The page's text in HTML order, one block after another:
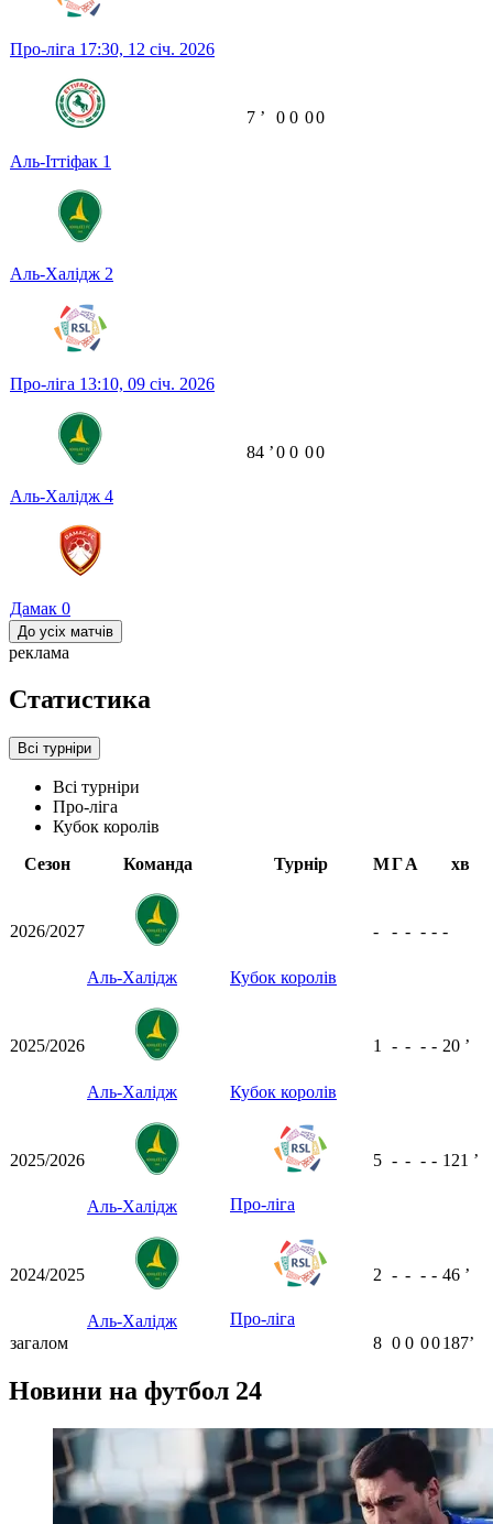
Про-ліга 17:30, 12 січ. 2026
Аль-Іттіфак 1
Аль-Халідж 2
7 ʼ 0 0 00
Про-ліга 13:10, 09 січ. 2026
Аль-Халідж 4
Дамак 0
84 ʼ0 0 00
До усіх матчів
реклама
Статистика
Всі турніри
Всі турніри
Про-ліга
Кубок королів
Сезон
Команда Турнір МГА хв
2026/2027
Аль-Халідж Кубок королів
- - - - - -
2025/2026
Аль-Халідж Кубок королів
1 - - - - 20 ʼ
2025/2026
Аль-Халідж Про-ліга
5 - - - - 121 ʼ
2024/2025
Аль-Халідж Про-ліга
2 - - - - 46 ʼ
загалом 8 0 0 00187ʼ
Новини на футбол 24